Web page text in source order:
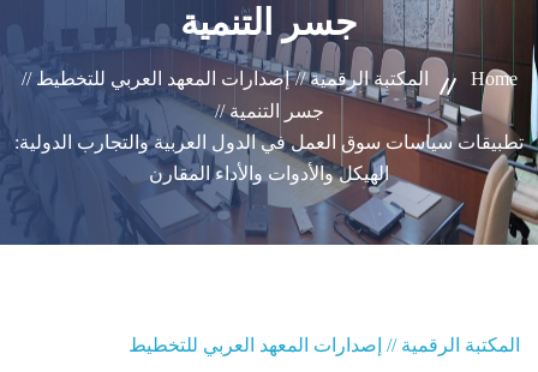
من نحن
خدماتنا
تواصلوا معنا
جسر التنمية
Home المكتبة الرقمية // إصدارات المعهد العربي للتخطيط //
جسر التنمية //
تطبيقات سياسات سوق العمل في الدول العربية والتجارب الدولية:
الهيكل والأدوات والأداء المقارن
المكتبة الرقمية // إصدارات المعهد العربي للتخطيط